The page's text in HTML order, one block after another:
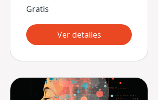
Gratis
Ver detalles